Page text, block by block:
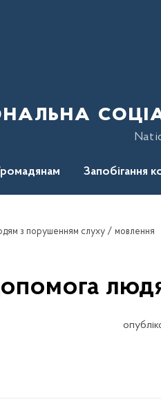
Запобігання
з порушенням слуху / мовлення